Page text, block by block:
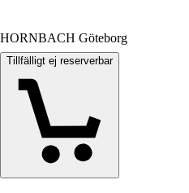
HORNBACH Göteborg
Tillfälligt ej reserverbar